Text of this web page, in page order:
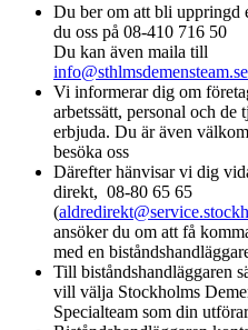
Du ber om att bli uppringd
du oss på 08-410 716 50
Du kan även maila till
info@sthlmsdemensteam.se
Vi informerar dig om
arbetssätt, personal och de
erbjuda. Du är även
besöka oss
Därefter hänvisar vi dig
direkt, 08-80 65 65
(
ansöker du om att få
med en
Till biståndshandläggaren
vill välja Stockholms
Specialteam som din